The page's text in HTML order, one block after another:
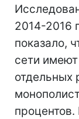
2014-2016
показало,
сети
отдельных